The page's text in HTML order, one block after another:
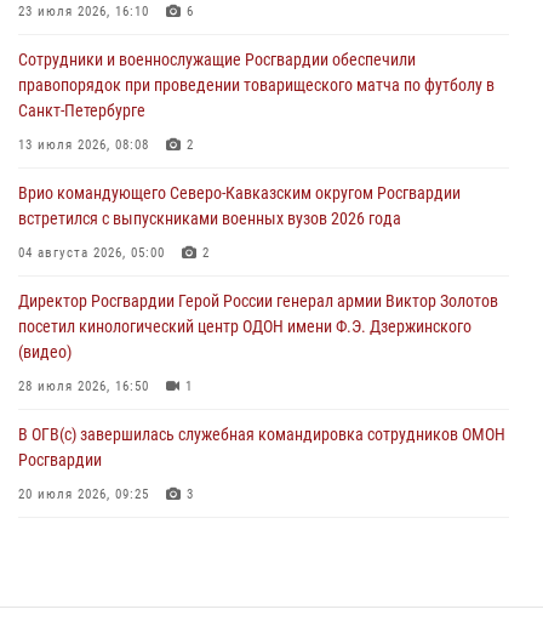
стен музея истории космонавтики в Калуге
08 августа 2026, 09:29 2
В Северо-Западном округе Росгвардии продолжаются мероприятия
08 августа 2026, 09:03 1
Росгвардейцы в ЛНР совершенствуют навыки тактической
08 августа 2026, 09:00
23 июля 2026, 16:10 6
Сотрудники и военнослужащие Росгвардии обеспечили
правопорядок при проведении товарищеского матча по футболу в
Санкт-Петербурге
13 июля 2026, 08:08 2
Врио командующего Северо-Кавказским округом Росгвардии
встретился с выпускниками военных вузов 2026 года
04 августа 2026, 05:00 2
Директор Росгвардии Герой России генерал армии Виктор Золотов
посетил кинологический центр ОДОН имени Ф.Э. Дзержинского
(видео)
28 июля 2026, 16:50 1
В ОГВ(с) завершилась служебная командировка сотрудников ОМОН
Росгвардии
20 июля 2026, 09:25 3